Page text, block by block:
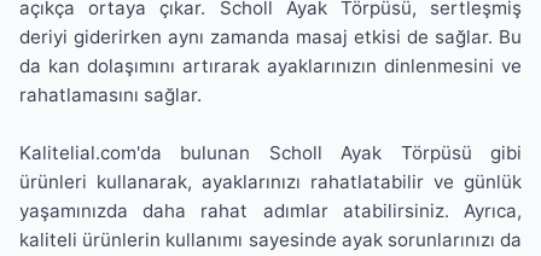
açıkça ortaya çıkar. Scholl Ayak Törpüsü, sertleşmiş
deriyi giderirken aynı zamanda masaj etkisi de sağlar. Bu
da kan dolaşımını artırarak ayaklarınızın dinlenmesini ve
rahatlamasını sağlar.
Kalitelial.com'da bulunan Scholl Ayak Törpüsü gibi
ürünleri kullanarak, ayaklarınızı rahatlatabilir ve günlük
yaşamınızda daha rahat adımlar atabilirsiniz. Ayrıca,
kaliteli ürünlerin kullanımı sayesinde ayak sorunlarınızı da